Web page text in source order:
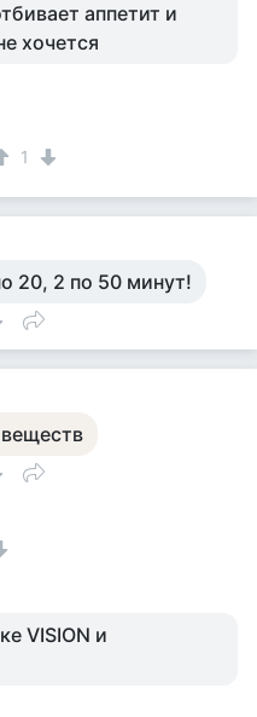
аппетит и
хочется
1
20, 2 по 50 минут!
VISION и